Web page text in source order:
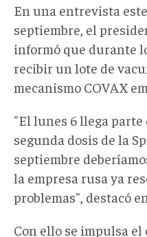
En una entrevista
septiembre, el
informó que durante
recibir un lote de
mecanismo COVAX
"El lunes 6 llega parte
segunda dosis de la
septiembre
la empresa rusa ya
problemas", destacó
Con ello se impulsa